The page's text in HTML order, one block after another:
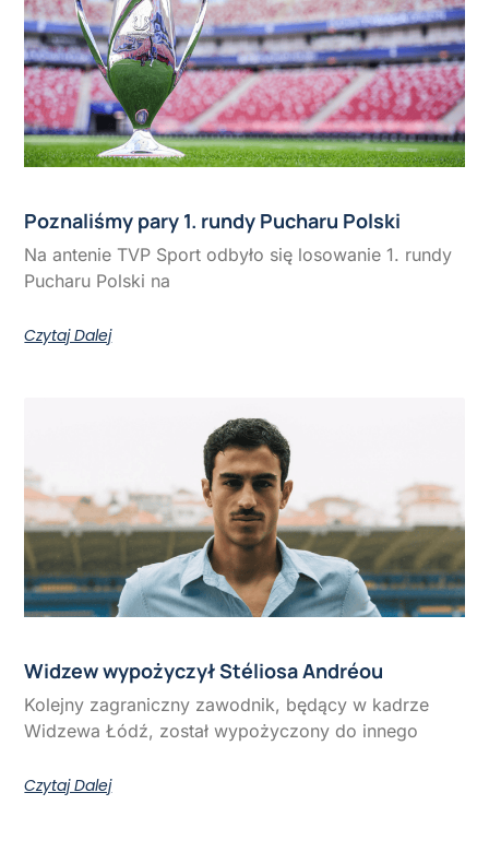
Poznaliśmy pary 1. rundy Pucharu Polski
Na antenie TVP Sport odbyło się losowanie 1. rundy
Pucharu Polski na
Czytaj Dalej
Widzew wypożyczył Stéliosa Andréou
Kolejny zagraniczny zawodnik, będący w kadrze
Widzewa Łódź, został wypożyczony do innego
Czytaj Dalej